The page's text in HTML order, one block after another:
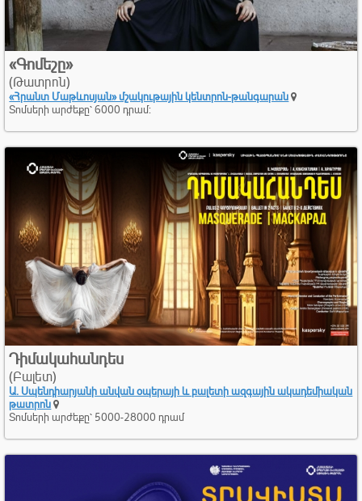
«Գոմեշը»
(Թատրոն)
«Հրանտ Մաթևոսյան» մշակութային կենտրոն-​թանգարան
Տոմսերի արժեքը՝ 6000 դրամ:
Դիմակահանդես
(Բալետ)
Ա. Սպենդիարյանի անվան օպերայի և բալետի ազգային ակադեմիական
թատրոն
Տոմսերի արժեքը՝ 5000-28000 դրամ